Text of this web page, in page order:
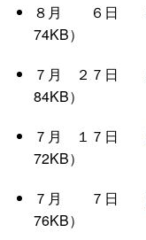
８ 月 ６ 日
74KB）
７ 月 ２７ 日
84KB）
７ 月 １７ 日
72KB）
７ 月 ７ 日
76KB）